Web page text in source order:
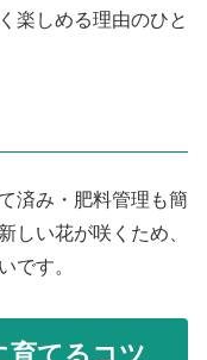
楽しめる理由のひと
済み・肥料管理も簡
しい花が咲くため、
です。